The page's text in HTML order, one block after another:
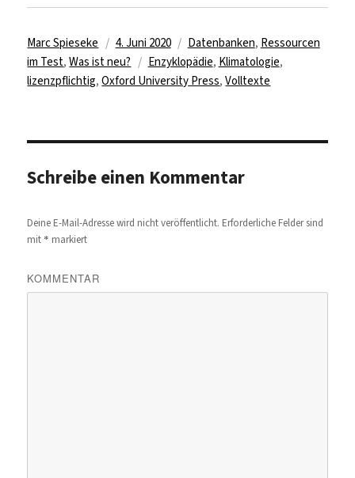
Autor
Marc Spieseke
Veröffentlicht
am
4. Juni 2020 Kategorien
Datenbanken, Ressourcen
im Test,Was ist neu? Schlagwörter
Enzyklopädie, Klimatologie,
lizenzpflichtig,Oxford University Press,Volltexte
Schreibe einen Kommentar
Deine E-Mail-Adresse wird nicht veröffentlicht. Erforderliche Felder sind
mit * markiert
KOMMENTAR